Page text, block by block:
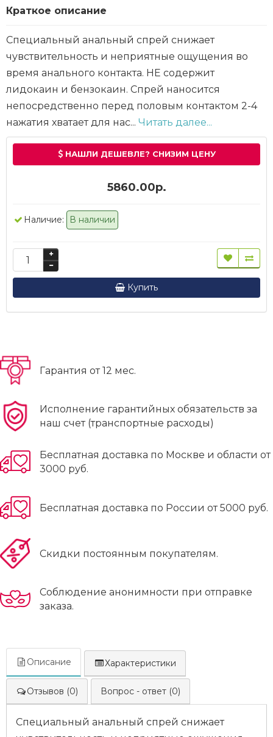
Краткое описание
Специальный анальный спрей снижает
чувствительность и неприятные ощущения во
время анального контакта. НЕ содержит
лидокаин и бензокаин. Спрей наносится
непосредственно перед половым контактом 2-4
нажатия хватает для нас... Читать далее...
НАШЛИ ДЕШЕВЛЕ? СНИЗИМ ЦЕНУ
5860.00р.
Наличие: В наличии
Купить
Гарантия от 12 мес.
Исполнение гарантийных обязательств за
наш счет (транспортные расходы)
Бесплатная доставка по Москве и области от
3000 руб.
Бесплатная доставка по России от 5000 руб.
Скидки постоянным покупателям.
Соблюдение анонимности при отправке
заказа.
Описание Характеристики
Отзывов (0) Вопрос - ответ (0)
Специальный анальный спрей снижает